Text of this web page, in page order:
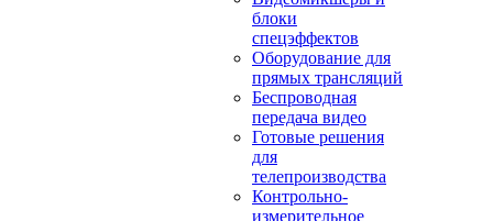
блоки
спецэффектов
Оборудование для
прямых трансляций
Беспроводная
передача видео
Готовые решения
для
телепроизводства
Контрольно-
измерительное